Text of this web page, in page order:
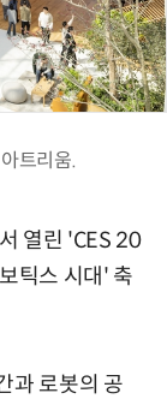
트리움.
열린 'CES 20
틱스 시대' 축
과 로봇의 공